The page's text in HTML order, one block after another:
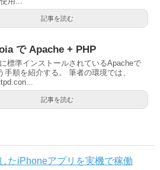
記事を読む
で Apache + PHP
標準インストールされているApacheで
手順を紹介する。 筆者の環境では、
記事を読む
たiPhoneアプリを実機で稼働